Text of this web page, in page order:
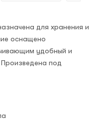
для хранения и
оснащено
удобный и
под